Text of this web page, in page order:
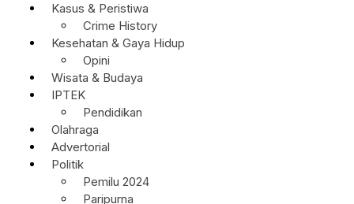
Kasus & Peristiwa
Crime History
Kesehatan & Gaya Hidup
Opini
Wisata & Budaya
IPTEK
Pendidikan
Olahraga
Advertorial
Politik
Pemilu 2024
Paripurna